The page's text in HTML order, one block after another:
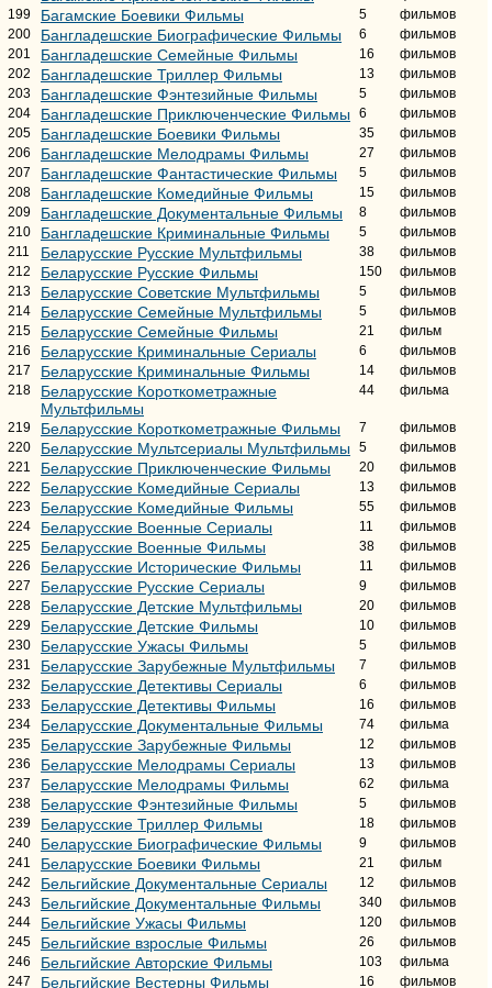
199
Багамские Боевики Фильмы 5
фильмов
200
Бангладешские Биографические Фильмы 6
фильмов
201
Бангладешские Семейные Фильмы 16
фильмов
202
Бангладешские Триллер Фильмы 13
фильмов
203
Бангладешские Фэнтезийные Фильмы 5
фильмов
204
Бангладешские Приключенческие Фильмы 6
фильмов
205
Бангладешские Боевики Фильмы 35
фильмов
206
Бангладешские Мелодрамы Фильмы 27
фильмов
207
Бангладешские Фантастические Фильмы 5
фильмов
208
Бангладешские Комедийные Фильмы 15
фильмов
209
Бангладешские Документальные Фильмы 8
фильмов
210
Бангладешские Криминальные Фильмы 5
фильмов
211
Беларусские Русские Мультфильмы 38
фильмов
212
Беларусские Русские Фильмы 150
фильмов
213
Беларусские Советские Мультфильмы 5
фильмов
214
Беларусские Семейные Мультфильмы 5
фильмов
215
Беларусские Семейные Фильмы 21
фильм
216
Беларусские Криминальные Сериалы 6
фильмов
217
Беларусские Криминальные Фильмы 14
фильмов
218
Беларусские Короткометражные
Мультфильмы
44 фильма
219 Беларусские Короткометражные Фильмы 7
фильмов
220
Беларусские Мультсериалы Мультфильмы 5
фильмов
221
Беларусские Приключенческие Фильмы 20
фильмов
222
Беларусские Комедийные Сериалы 13
фильмов
223
Беларусские Комедийные Фильмы 55
фильмов
224
Беларусские Военные Сериалы 11
фильмов
225
Беларусские Военные Фильмы 38
фильмов
226
Беларусские Исторические Фильмы 11
фильмов
227
Беларусские Русские Сериалы 9
фильмов
228
Беларусские Детские Мультфильмы 20
фильмов
229
Беларусские Детские Фильмы 10
фильмов
230
Беларусские Ужасы Фильмы 5
фильмов
231
Беларусские Зарубежные Мультфильмы 7
фильмов
232
Беларусские Детективы Сериалы 6
фильмов
233
Беларусские Детективы Фильмы 16
фильмов
234
Беларусские Документальные Фильмы 74
фильма
235
Беларусские Зарубежные Фильмы 12
фильмов
236
Беларусские Мелодрамы Сериалы 13
фильмов
237
Беларусские Мелодрамы Фильмы 62
фильма
238
Беларусские Фэнтезийные Фильмы 5
фильмов
239
Беларусские Триллер Фильмы 18
фильмов
240
Беларусские Биографические Фильмы 9
фильмов
241
Беларусские Боевики Фильмы 21
фильм
242
Бельгийские Документальные Сериалы 12
фильмов
243
Бельгийские Документальные Фильмы 340
фильмов
244
Бельгийские Ужасы Фильмы 120
фильмов
245
Бельгийские взрослые Фильмы 26
фильмов
246
Бельгийские Авторские Фильмы 103
фильма
247
Бельгийские Вестерны Фильмы 16
фильмов